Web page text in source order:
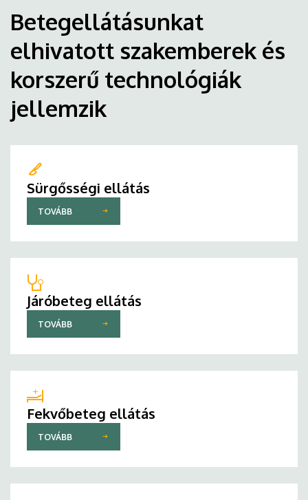
Betegellátásunkat
elhivatott szakemberek és
korszerű technológiák
jellemzik
Sürgősségi ellátás
TOVÁBB
Járóbeteg ellátás
TOVÁBB
Fekvőbeteg ellátás
TOVÁBB